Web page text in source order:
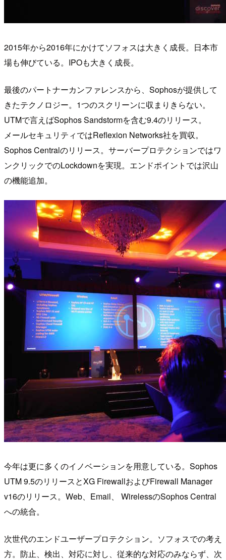
2015年から2016年にかけてソフォスは大きく成長。日本市
場も伸びている。IPOも大きく成長。
最後のパートナーカンファレンスから、Sophosが提供して
きたテクノロジー。1つのスクリーンに収まりきらない。
UTMで言えばSophos Sandstormを含む9.4のリリース。
メールセキュリティではReflexion Networks社を買収。
Sophos Centralのリリース。サーバープロテクションではワ
ンクリックでのLockdownを実現。エンドポイントでは沢山
の機能追加。
今年は更に多くのイノベーションを用意している。Sophos
UTM 9.5のリリースとXG FirewallおよびFirewall Manager
v16のリリース。Web、Email、 WirelessのSophos Central
への統合。
次世代のエンドユーザープロテクション。ソフォスでの考え
方。防止、検出、対応に対し、従来的な対応のみならず、次